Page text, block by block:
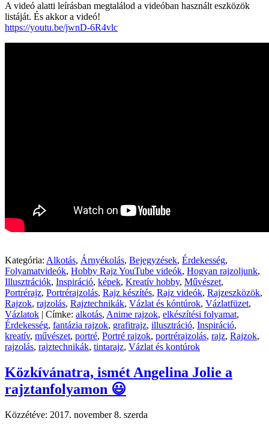
A videó alatti leírásban megtalálod a videóban használt eszközök
listáját. És akkor a videó!
https://youtu.be/jwnD-6R4vlc
Kategória: Alkotás, Árnyékolás, Bejegyzések, Érdekesség,
Folyamatvideók, Hobby Rajz YouTube videók, Hogyan rajzoljunk,
Illusztrációk, Inspiráció, képek, Kreatív hobby, Művészet,
Portrérajz, Portrérajzolás, Rajz készítés, Rajz videók, Rajzeszközök,
Rajzok, rajzolás, Rajztechnikák, Vázlat és kóntúrok, Vázlatfüzet,
Vázlatok | Címke: alkotás, Anime rajzok, elkészítési folyamat,
Érdekesség, fantázia rajzok, grafitrajz, illusztráció, Inspiráció,
kreatív, művészet, portré, Portré rajzok, portrérajzolás, rajz, Rajzok,
rajzolás, rajztechnikák, tintarajz, Vázlat és kontúrok
Közkívánatra, ismét Angelina Jolie a
rajztanfolyamon 😃
Közzétéve: 2017. november 8. szerda